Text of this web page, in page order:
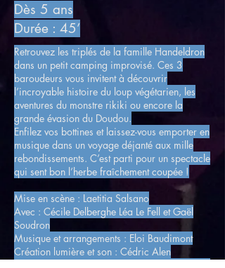
Dès 5 ans
Durée : 45’
Retrouvez les triplés de la famille Handeldron
dans un petit camping improvisé. Ces 3
baroudeurs vous invitent à découvrir
l’incroyable histoire du loup végétarien, les
aventures du monstre rikiki ou encore la
grande évasion du Doudou.
Enfilez vos bottines et laissez-vous emporter en
musique dans un voyage déjanté aux mille
rebondissements. C’est parti pour un spectacle
qui sent bon l’herbe fraîchement coupée !
Mise en scène : Laetitia Salsano
Avec : Cécile Delberghe Léa Le Fell et Gaël
Soudron
Musique et arrangements : Eloi Baudimont
Création lumière et son : Cédric Alen